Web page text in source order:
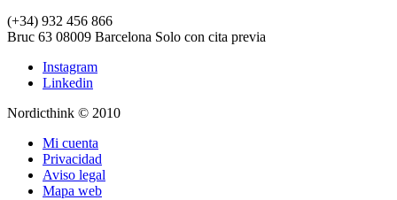
(+34) 932 456 866
Bruc 63 08009 Barcelona Solo con cita previa
Instagram
Linkedin
Nordicthink © 2010
Mi cuenta
Privacidad
Aviso legal
Mapa web